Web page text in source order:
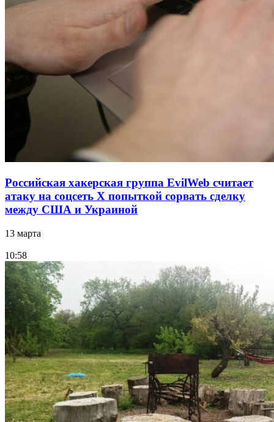
Российская хакерская группа EvilWeb считает
атаку на соцсеть Х попыткой сорвать сделку
между США и Украиной
13 марта
10:58